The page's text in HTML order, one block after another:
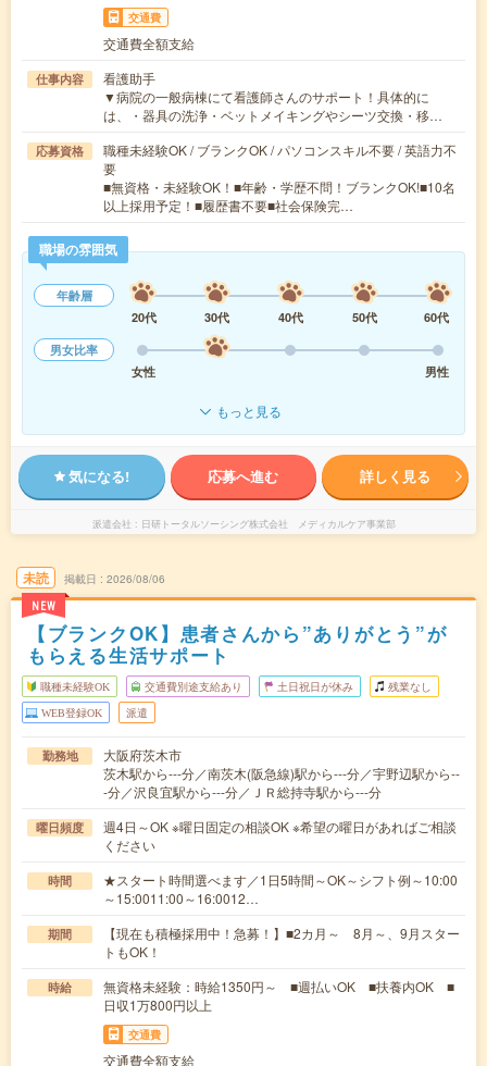
交通費
交通費全額支給
仕事内容
看護助手
▼病院の一般病棟にて看護師さんのサポート！具体的に
は、・器具の洗浄・ベットメイキングやシーツ交換・移…
応募資格
職種未経験OK / ブランクOK / パソコンスキル不要 / 英語力不
要
■無資格・未経験OK！■年齢・学歴不問！ブランクOK!■10名
以上採用予定！■履歴書不要■社会保険完…
職場の雰囲気
年齢層
20代
30代 40代 50代
60代
男女比率
女性
男性
もっと見る
気になる! 応募へ進む 詳しく見る
派遣会社 日研トータルソーシング株式会社 メディカルケア事業部
未読
NEW
掲載日 2026/08/06
【ブランクOK】患者さんから”ありがとう”が
もらえる生活サポート
職種未経験OK 交通費別途支給あり 土日祝日が休み 残業なし
WEB登録OK 派遣
勤務地
大阪府茨木市
茨木駅から---分／南茨木(阪急線)駅から---分／宇野辺駅から--
-分／沢良宜駅から---分／ＪＲ総持寺駅から---分
曜日頻度
週4日～OK ※曜日固定の相談OK ※希望の曜日があればご相談
ください
時間
★スタート時間選べます／1日5時間～OK～シフト例～10:00
～15:0011:00～16:0012…
期間
【現在も積極採用中！急募！】■2カ月～ 8月～、9月スター
トもOK！
時給
無資格未経験：時給1350円～ ■週払いOK ■扶養内OK ■
日収1万800円以上
交通費
交通費全額支給